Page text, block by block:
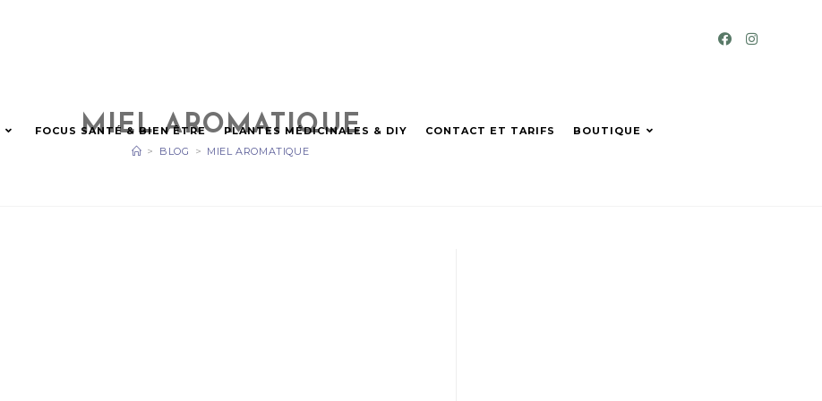
FOCUS SANTÉ & BIEN ÊTRE PLANTES MÉDICINALES & DIY CONTACT ET TARIFS BOUTIQUE
MIEL AROMATIQUE
> BLOG > MIEL AROMATIQUE